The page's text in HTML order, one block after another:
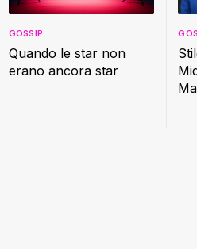
Quando le star non
erano ancora star
GOSSIP